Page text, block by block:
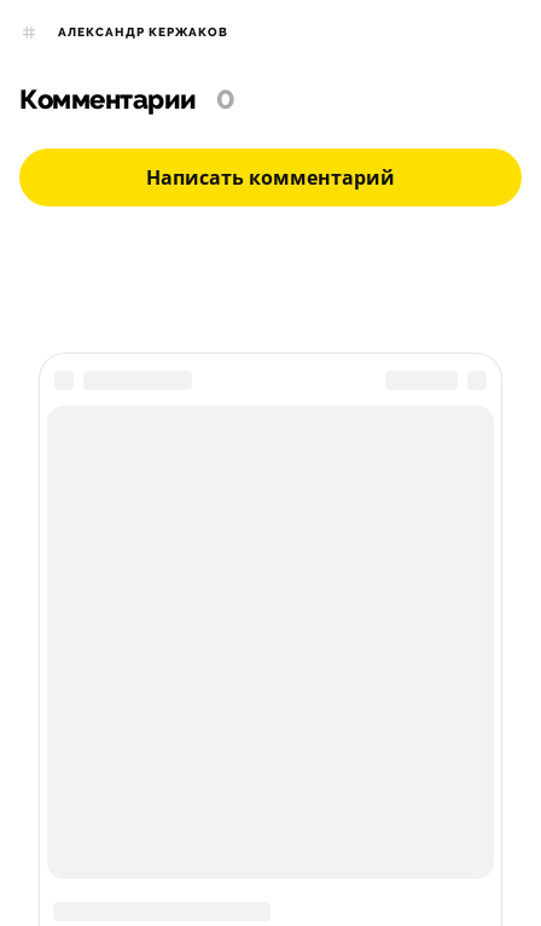
АЛЕКСАНДР КЕРЖАКОВ
Комментарии 0
Написать комментарий